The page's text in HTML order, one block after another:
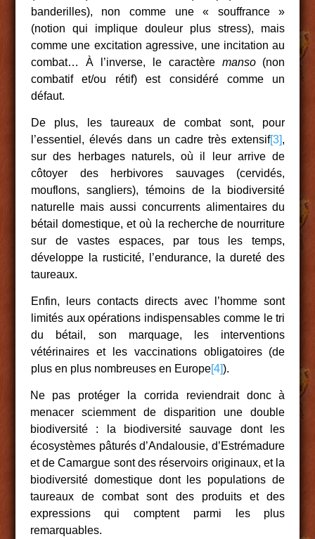
banderilles), non comme une « souffrance »
(notion qui implique douleur plus stress), mais
comme une excitation agressive, une incitation au
combat… À l’inverse, le caractère manso(non
combatif et/ou rétif) est considéré comme un
défaut.
De plus, les taureaux de combat sont, pour
l’essentiel, élevés dans un cadre très extensif[3],
sur des herbages naturels, où il leur arrive de
côtoyer des herbivores sauvages (cervidés,
mouflons, sangliers), témoins de la biodiversité
naturelle mais aussi concurrents alimentaires du
bétail domestique, et où la recherche de nourriture
sur de vastes espaces, par tous les temps,
développe la rusticité, l’endurance, la dureté des
taureaux.
Enfin, leurs contacts directs avec l’homme sont
limités aux opérations indispensables comme le tri
du bétail, son marquage, les interventions
vétérinaires et les vaccinations obligatoires (de
plus en plus nombreuses en Europe[4]).
Ne pas protéger la corrida reviendrait donc à
menacer sciemment de disparition une double
biodiversité : la biodiversité sauvage dont les
écosystèmes pâturés d’Andalousie, d’Estrémadure
et de Camargue sont des réservoirs originaux, et la
biodiversité domestique dont les populations de
taureaux de combat sont des produits et des
expressions qui comptent parmi les plus
remarquables.